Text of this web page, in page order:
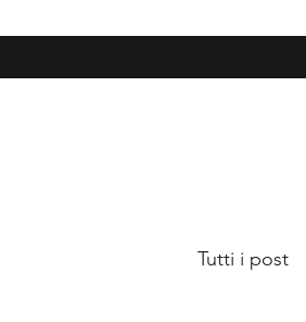
Tutti i post